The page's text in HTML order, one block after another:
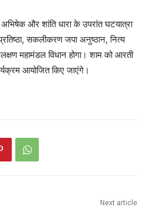
और शांति धारा के उपरांत घटयात्रा
सकलीकरण जपा अनुष्ठान, नित्य
महामंडल विधान होगा। शाम को आरती
आयोजित किए जाएंगे।
Next article